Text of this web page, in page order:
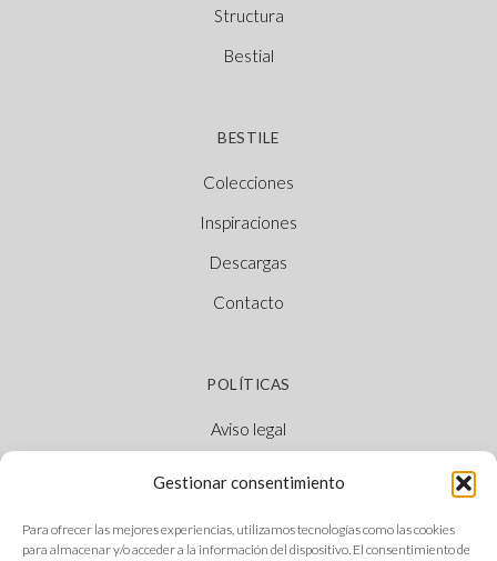
Gestionar consentimiento
Para ofrecer las mejores experiencias, utilizamos tecnologías como las cookies
para almacenar y/o acceder a la información del dispositivo. El consentimiento de
Structura
Bestial
BESTILE
Colecciones
Inspiraciones
Descargas
Contacto
POLÍTICAS
Aviso legal
Canal Ético